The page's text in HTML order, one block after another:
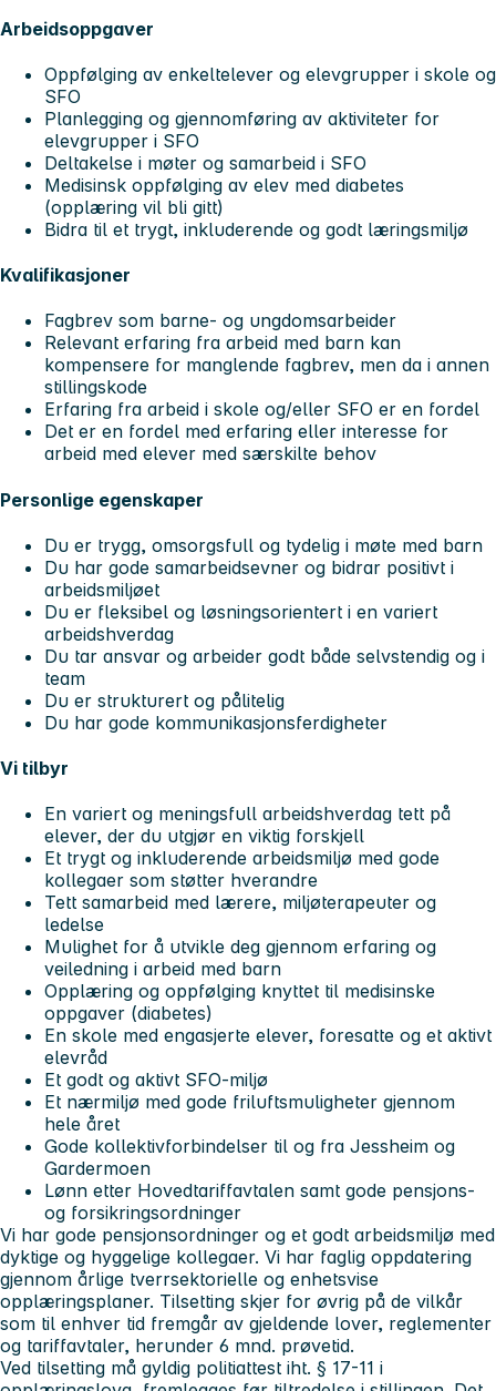
Arbeidsoppgaver
Oppfølging av enkeltelever og elevgrupper i skole og
SFO
Planlegging og gjennomføring av aktiviteter for
elevgrupper i SFO
Deltakelse i møter og samarbeid i SFO
Medisinsk oppfølging av elev med diabetes
(opplæring vil bli gitt)
Bidra til et trygt, inkluderende og godt læringsmiljø
Kvalifikasjoner
Fagbrev som barne- og ungdomsarbeider
Relevant erfaring fra arbeid med barn kan
kompensere for manglende fagbrev, men da i annen
stillingskode
Erfaring fra arbeid i skole og/eller SFO er en fordel
Det er en fordel med erfaring eller interesse for
arbeid med elever med særskilte behov
Personlige egenskaper
Du er trygg, omsorgsfull og tydelig i møte med barn
Du har gode samarbeidsevner og bidrar positivt i
arbeidsmiljøet
Du er fleksibel og løsningsorientert i en variert
arbeidshverdag
Du tar ansvar og arbeider godt både selvstendig og i
team
Du er strukturert og pålitelig
Du har gode kommunikasjonsferdigheter
Vi tilbyr
En variert og meningsfull arbeidshverdag tett på
elever, der du utgjør en viktig forskjell
Et trygt og inkluderende arbeidsmiljø med gode
kollegaer som støtter hverandre
Tett samarbeid med lærere, miljøterapeuter og
ledelse
Mulighet for å utvikle deg gjennom erfaring og
veiledning i arbeid med barn
Opplæring og oppfølging knyttet til medisinske
oppgaver (diabetes)
En skole med engasjerte elever, foresatte og et aktivt
elevråd
Et godt og aktivt SFO-miljø
Et nærmiljø med gode friluftsmuligheter gjennom
hele året
Gode kollektivforbindelser til og fra Jessheim og
Gardermoen
Lønn etter Hovedtariffavtalen samt gode pensjons-
og forsikringsordninger
Vi har gode pensjonsordninger og et godt arbeidsmiljø med
dyktige og hyggelige kollegaer. Vi har faglig oppdatering
gjennom årlige tverrsektorielle og enhetsvise
opplæringsplaner. Tilsetting skjer for øvrig på de vilkår
som til enhver tid fremgår av gjeldende lover, reglementer
og tariffavtaler, herunder 6 mnd. prøvetid.
Ved tilsetting må gyldig politiattest iht. § 17-11 i